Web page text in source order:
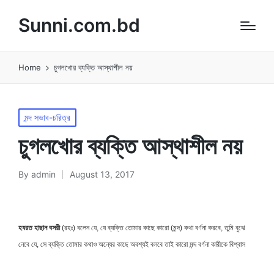
Sunni.com.bd
Home চুগলখোর ব্যক্তি আস্থাশীল নয়
Posted
in
মন্দ সভাব-চরিত্র
চুগলখোর ব্যক্তি আস্থাশীল নয়
Posted
By admin August 13, 2017
হযরত হাছান বসরী (রহঃ) বলেন যে, যে ব্যক্তি তোমার কাছে কারো (মন্দ) কথা বর্ণনা করবে, তুমি বুঝে
নেবে যে, সে ব্যক্তি তোমার কথাও অন্যের কাছে অবশ্যই বলবে তাই কারো মন্দ বর্ণনা কারীকে বিশ্বাস